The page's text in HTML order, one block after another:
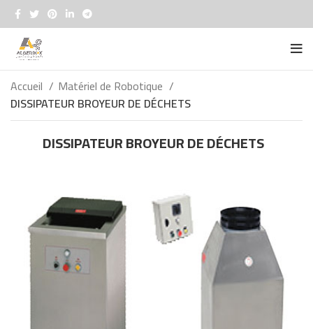
Accueil
Matériel de Robotique
DISSIPATEUR BROYEUR DE DÉCHETS
DISSIPATEUR BROYEUR DE DÉCHETS